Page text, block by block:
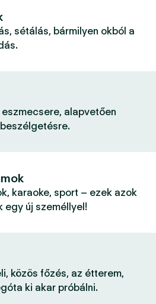
sétálás, bármilyen okból a
eszmecsere, alapvetően
karaoke, sport – ezek azok
egy új személlyel!
közös főzés, az étterem,
ki akar próbálni.